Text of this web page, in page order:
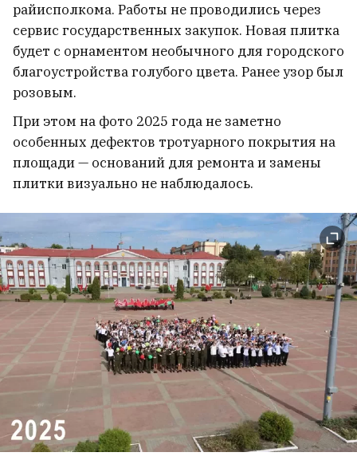
райисполкома. Работы не проводились через
сервис государственных закупок. Новая плитка
будет с орнаментом необычного для городского
благоустройства голубого цвета. Ранее узор был
розовым.
При этом на фото 2025 года не заметно
особенных дефектов тротуарного покрытия на
площади — оснований для ремонта и замены
плитки визуально не наблюдалось.
Беларусь, Германия, Британия,
Бельгия, США. Дороги жизни Янки
Запрудника
На конференции «Новая
Беларусь» выступили
Тихановская и Беляцкий.
Начались дебаты. Идет онлайн-
трансляция